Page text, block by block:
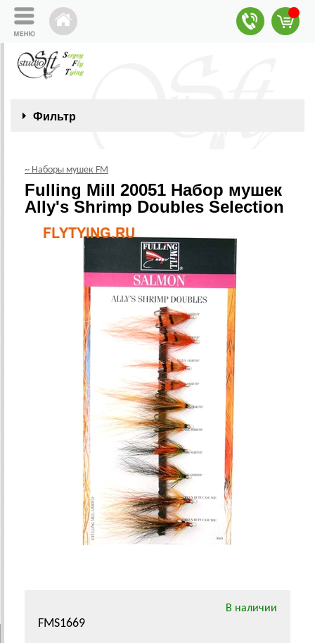
Фильтр
~ Наборы мушек FM
Fulling Mill 20051 Набор мушек
Ally's Shrimp Doubles Selection
В наличии
FMS1669